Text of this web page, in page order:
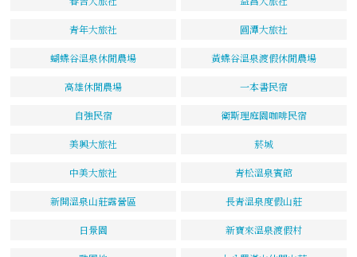
青年大旅社 圓潭大旅社
蝴蝶谷溫泉休閒農場 黃蝶谷溫泉渡假休閒農場
高雄休閒農場 一本書民宿
自強民宿 衛斯理庭園咖啡民宿
美興大旅社 菸城
中美大旅社 青松溫泉賓館
新開溫泉山莊露營區 長青溫泉度假山莊
日景園 新寶來溫泉渡假村